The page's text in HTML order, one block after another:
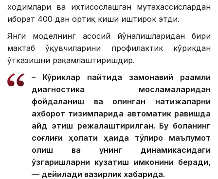
ходимлари ва ихтисослашган мутахассислардан
иборат 400 дан ортиқ киши иштирок этди.
Янги моделнинг асосий йўналишларидан бири
мактаб ўқувчиларини профилактик кўрикдан
ўтказишни рақамлаштиришдир.
– Кўриклар пайтида замонавий рақамли
диагностика мосламаларидан
фойдаланиш ва олинган натижаларни
ахборот тизимларида автоматик равишда
қайд этиш режалаштирилган. Бу боланинг
соғлиғи ҳолати ҳақида тўлиқроқ маълумот
олиш ва унинг динамикасидаги
ўзгаришларни кузатиш имконини беради,
— дейилади вазирлик хабарида.